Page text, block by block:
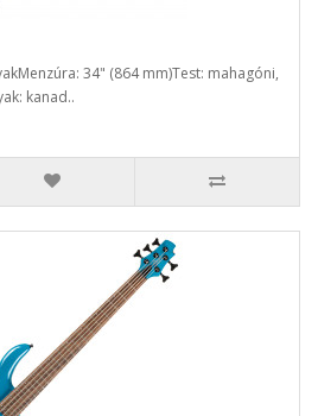
34" (864 mm)Test: mahagóni,
kanad..